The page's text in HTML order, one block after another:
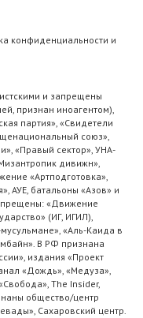
конфиденциальности и
и запрещены
признан иноагентом),
партия», «Свидетели
союз»,
«Правый сектор», УНА-
дивижн»,
«Артподготовка»,
АУЕ, батальоны «Азов» и
«Движение
(ИГ, ИГИЛ),
«Аль-Каида в
В РФ признана
издания «Проект
«Дождь», «Медуза»,
The Insider,
общество/центр
Сахаровский центр.